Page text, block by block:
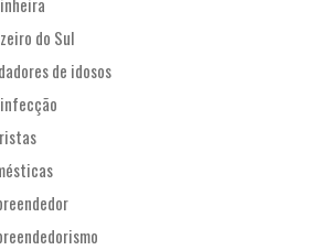
do Sul
de idosos